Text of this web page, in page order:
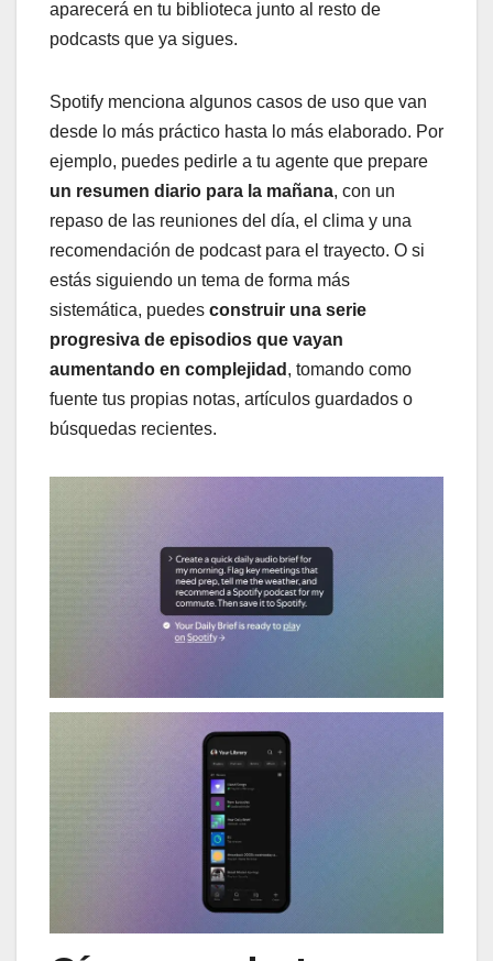
aparecerá en tu biblioteca junto al resto de
podcasts que ya sigues.
Spotify menciona algunos casos de uso que van
desde lo más práctico hasta lo más elaborado. Por
ejemplo, puedes pedirle a tu agente que prepare
un resumen diario para la mañana, con un
repaso de las reuniones del día, el clima y una
recomendación de podcast para el trayecto. O si
estás siguiendo un tema de forma más
sistemática, puedes construir una serie
progresiva de episodios que vayan
aumentando en complejidad , tomando como
fuente tus propias notas, artículos guardados o
búsquedas recientes.